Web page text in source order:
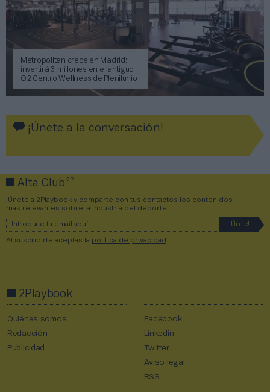
Metropolitan crece en Madrid:
invertirá 3 millones en el antiguo
O2 Centro Wellness de Plenilunio
¡Únete a la conversación!
Alta Club2P
¡Únete a 2Playbook y comparte con tus contactos los contenidos
más relevantes sobre la industria del deporte!
Al suscribirte aceptas la política de privacidad
2Playbook
Quiénes somos
Redacción
Publicidad
Facebook
Linkedin
Twitter
Aviso legal
RSS